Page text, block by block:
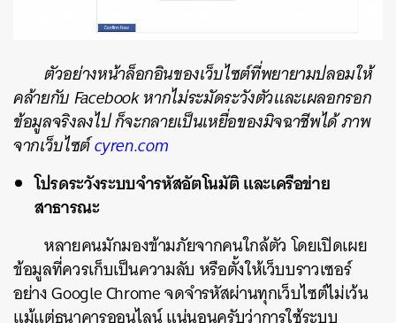
ตัวอย่างหน้าล็อกอินของเว็บไซต์ที่พยายามปลอมให้
คล้ายกับ Facebook หากไม่ระมัดระวังตัวและเผลอกรอก
ข้อมูลจริงลงไป ก็จะกลายเป็นเหยื่อของมิจฉาชีพได้ ภาพ
จากเว็บไซต์cyren.com
โปรดระวังระบบจำรหัสอัตโนมัติ และเครือข่าย
สาธารณะ
หลายคนมักมองข้ามภัยจากคนใกล้ตัว โดยเปิดเผย
ข้อมูลที่ควรเก็บเป็นความลับ หรือตั้งให้เว็บบราวเซอร์
อย่าง Google Chrome จดจำรหัสผ่านทุกเว็บไซต์ไม่เว้น